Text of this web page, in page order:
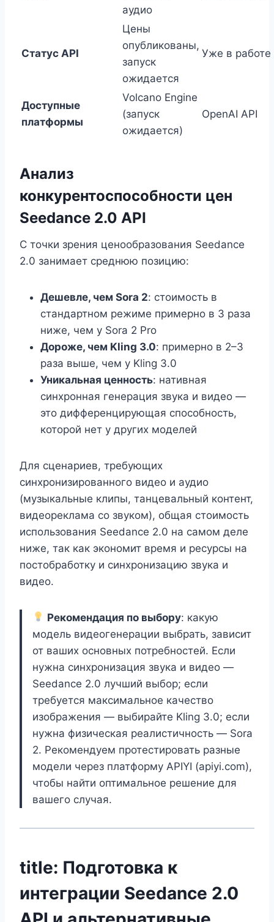
аудио
Статус API
Цены
опубликованы,
запуск
ожидается
Уже в работе
Доступные
платформы
Volcano Engine
(запуск
ожидается)
OpenAI API
Анализ
конкурентоспособности цен
Seedance 2.0 API
С точки зрения ценообразования Seedance
2.0 занимает среднюю позицию:
Дешевле, чем Sora 2: стоимость в
стандартном режиме примерно в 3 раза
ниже, чем у Sora 2 Pro
Дороже, чем Kling 3.0: примерно в 2–3
раза выше, чем у Kling 3.0
Уникальная ценность: нативная
синхронная генерация звука и видео —
это дифференцирующая способность,
которой нет у других моделей
Для сценариев, требующих
синхронизированного видео и аудио
(музыкальные клипы, танцевальный контент,
видеореклама со звуком), общая стоимость
использования Seedance 2.0 на самом деле
ниже, так как экономит время и ресурсы на
постобработку и синхронизацию звука и
видео.
Рекомендация по выбору: какую
модель видеогенерации выбрать, зависит
от ваших основных потребностей. Если
нужна синхронизация звука и видео —
Seedance 2.0 лучший выбор; если
требуется максимальное качество
изображения — выбирайте Kling 3.0; если
нужна физическая реалистичность — Sora
2. Рекомендуем протестировать разные
модели через платформу APIYI (apiyi.com),
чтобы найти оптимальное решение для
вашего случая.
title: Подготовка к
интеграции Seedance 2.0